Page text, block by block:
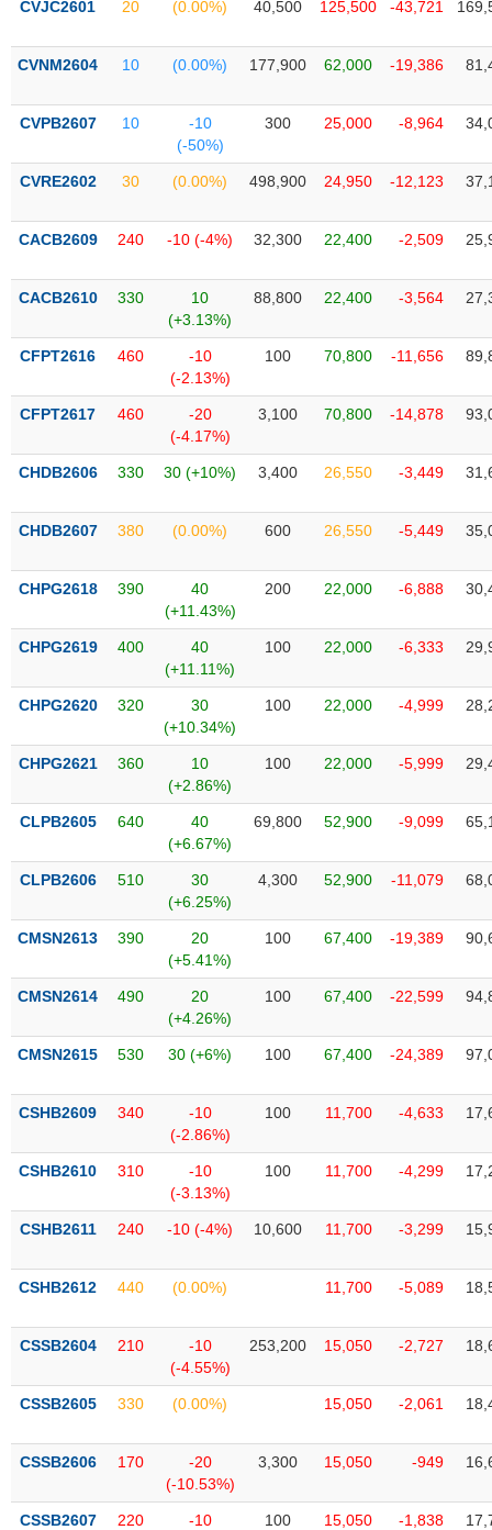
Tâm
thị
trường
CVJC2601 20 (0.00%) 40,500 125,500 -43,721
CVNM2604 10 (0.00%) 177,900 62,000 -19,386
CVPB2607 10
-10
(-50%)
300 25,000 -8,964
CVRE2602 30 (0.00%) 498,900 24,950 -12,123
CACB2609 240 -10 (-4%) 32,300 22,400 -2,509
CACB2610 330
10
(+3.13%)
88,800 22,400 -3,564
CFPT2616 460
-10
(-2.13%)
100 70,800 -11,656
CFPT2617 460
-20
(-4.17%)
3,100 70,800 -14,878
CHDB2606 330 30 (+10%) 3,400 26,550 -3,449
CHDB2607 380 (0.00%) 600 26,550 -5,449
CHPG2618 390
40
(+11.43%)
200 22,000 -6,888
CHPG2619 400
40
(+11.11%)
100 22,000 -6,333
CHPG2620 320
30
(+10.34%)
100 22,000 -4,999
CHPG2621 360
10
(+2.86%)
100 22,000 -5,999
CLPB2605 640
40
(+6.67%)
69,800 52,900 -9,099
CLPB2606 510
30
(+6.25%)
4,300 52,900 -11,079
CMSN2613 390
20
(+5.41%)
100 67,400 -19,389
CMSN2614 490
20
(+4.26%)
100 67,400 -22,599
CMSN2615 530 30 (+6%) 100 67,400 -24,389
CSHB2609 340
-10
(-2.86%)
100 11,700 -4,633
CSHB2610 310
-10
(-3.13%)
100 11,700 -4,299
CSHB2611 240 -10 (-4%) 10,600 11,700 -3,299
CSHB2612 440 (0.00%) 11,700 -5,089
CSSB2604 210
-10
(-4.55%)
253,200 15,050 -2,727
CSSB2605 330 (0.00%) 15,050 -2,061
CSSB2606 170
-20
(-10.53%)
3,300 15,050 -949
CSSB2607 220
-10
100 15,050 -1,838
DÙNG
THIẾT
YẾU
TIÊU
THIẾT
YẾU
CHĂM
SỨC
TÀI
TIN
VỤ
THÔNG
TIỆN
ÍCH
BẤT
SẢN
Mã
chứng
(-)
Cổ phiếu Chỉ số